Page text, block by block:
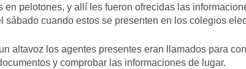
en pelotones, y allí les fueron ofrecidas las
sábado cuando estos se presenten en los colegios
altavoz los agentes presentes eran llamados para
y comprobar las informaciones de lugar.